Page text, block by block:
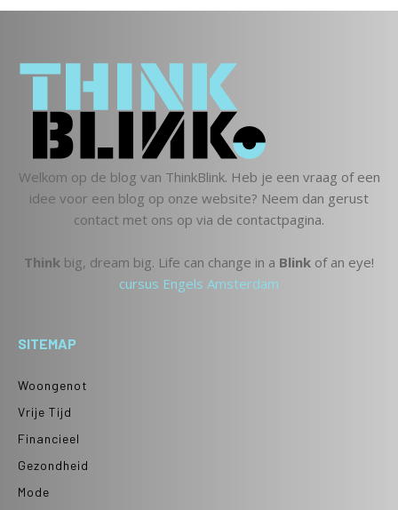
Welkom op de blog van ThinkBlink. Heb je een vraag of een
idee voor een blog op onze website? Neem dan gerust
contact met ons op via de contactpagina.
Think big, dream big. Life can change in a Blink of an eye!
cursus Engels Amsterdam
SITEMAP
Woongenot
Vrije Tijd
Financieel
Gezondheid
Mode